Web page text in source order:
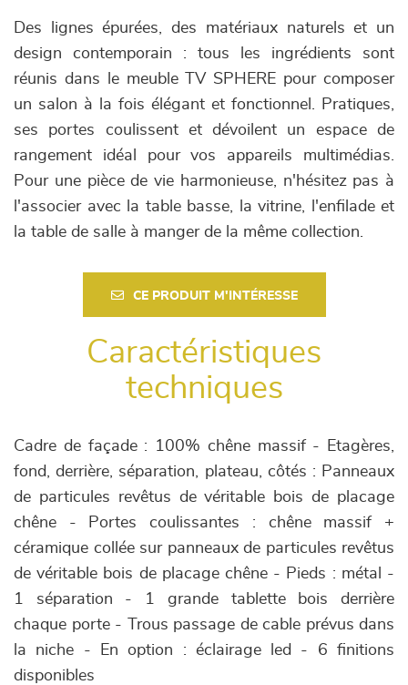
Des lignes épurées, des matériaux naturels et un
design contemporain : tous les ingrédients sont
réunis dans le meuble TV SPHERE pour composer
un salon à la fois élégant et fonctionnel. Pratiques,
ses portes coulissent et dévoilent un espace de
rangement idéal pour vos appareils multimédias.
Pour une pièce de vie harmonieuse, n'hésitez pas à
l'associer avec la table basse, la vitrine, l'enfilade et
la table de salle à manger de la même collection.
CE PRODUIT M'INTÉRESSE
Caractéristiques
techniques
Cadre de façade : 100% chêne massif - Etagères,
fond, derrière, séparation, plateau, côtés : Panneaux
de particules revêtus de véritable bois de placage
chêne - Portes coulissantes : chêne massif +
céramique collée sur panneaux de particules revêtus
de véritable bois de placage chêne - Pieds : métal -
1 séparation - 1 grande tablette bois derrière
chaque porte - Trous passage de cable prévus dans
la niche - En option : éclairage led - 6 finitions
disponibles